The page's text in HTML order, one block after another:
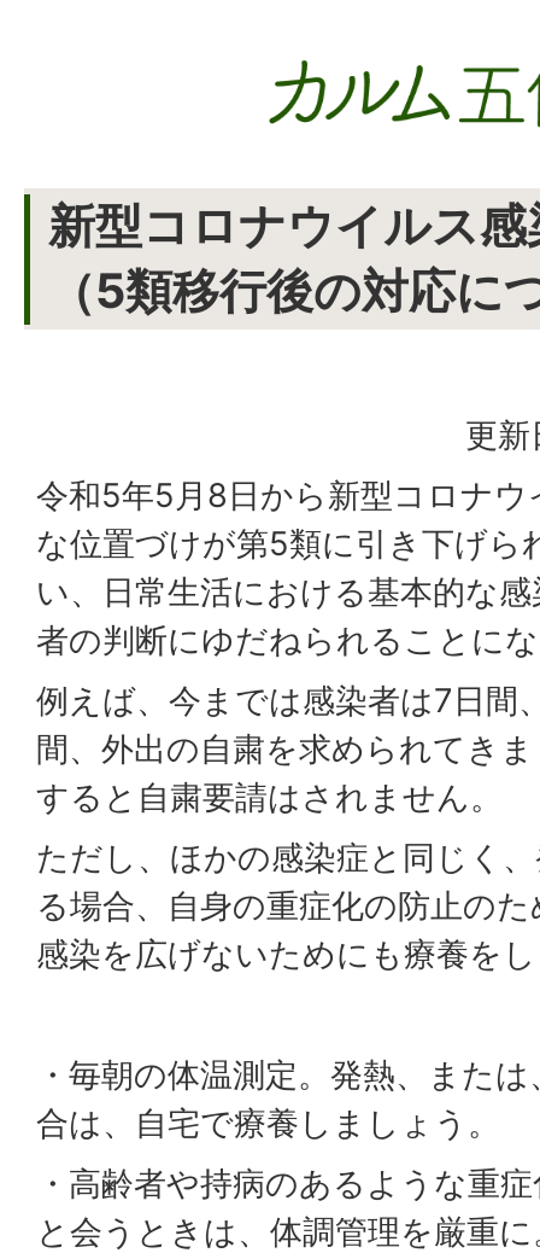
新型コロナウイルス
（5類移行後の対応に
更
令和5年5月8日から新型コロナウ
な位置づけが第5類に引き下げら
い、日常生活における基本的な
者の判断にゆだねられることに
例えば、今までは感染者は7日間
間、外出の自粛を求められてき
すると自粛要請はされません。
ただし、ほかの感染症と同じく
る場合、自身の重症化の防止の
感染を広げないためにも療養を
・毎朝の体温測定。発熱、また
合は、自宅で療養しましょう。
・高齢者や持病のあるような重
と会うときは、体調管理を厳重